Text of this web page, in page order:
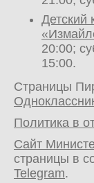
Детский
20:00;
15:00.
Страницы
Политика в
Сайт
страницы в
Telegram.